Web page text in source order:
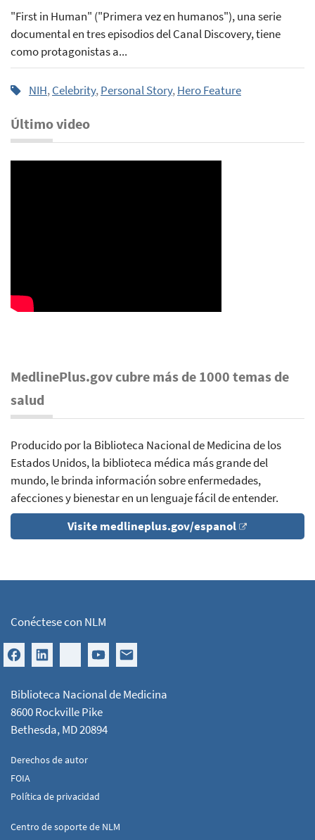
"First in Human" ("Primera vez en humanos"), una serie
documental en tres episodios del Canal Discovery, tiene
como protagonistas a...
NIH,Celebrity,Personal Story,Hero Feature
Último video
MedlinePlus.gov cubre más de 1000 temas de
salud
Producido por la Biblioteca Nacional de Medicina de los
Estados Unidos, la biblioteca médica más grande del
mundo, le brinda información sobre enfermedades,
afecciones y bienestar en un lenguaje fácil de entender.
Visite medlineplus.gov/espanol
Conéctese con NLM
Biblioteca Nacional de Medicina
8600 Rockville Pike
Bethesda, MD 20894
Derechos de autor
FOIA
Política de privacidad
Centro de soporte de NLM